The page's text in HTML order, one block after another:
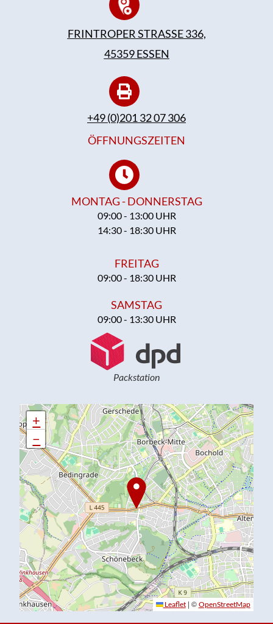
FRINTROPER STRASSE 336,
45359 ESSEN
+49 (0)201 32 07 306
ÖFFNUNGSZEITEN
MONTAG - DONNERSTAG
09:00 - 13:00 UHR
14:30 - 18:30 UHR
FREITAG
09:00 - 18:30 UHR
SAMSTAG
09:00 - 13:30 UHR
Packstation
+
−
Leaflet | © OpenStreetMap
+
−
Leaflet | © OpenStreetMap